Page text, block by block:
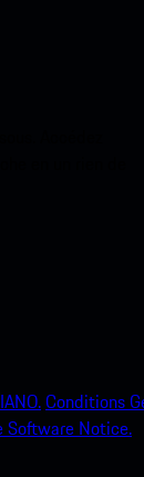
Conditions
Software Notice.